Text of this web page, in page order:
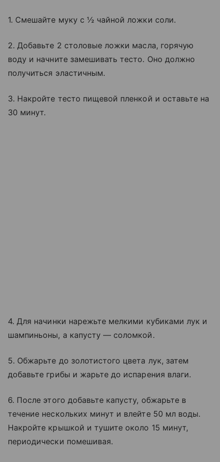
1. Смешайте муку с ½ чайной ложки соли.
2. Добавьте 2 столовые ложки масла, горячую
воду и начните замешивать тесто. Оно должно
получиться эластичным.
3. Накройте тесто пищевой пленкой и оставьте на
30 минут.
4. Для начинки нарежьте мелкими кубиками лук и
шампиньоны, а капусту — соломкой.
5. Обжарьте до золотистого цвета лук, затем
добавьте грибы и жарьте до испарения влаги.
6. После этого добавьте капусту, обжарьте в
течение нескольких минут и влейте 50 мл воды.
Накройте крышкой и тушите около 15 минут,
периодически помешивая.